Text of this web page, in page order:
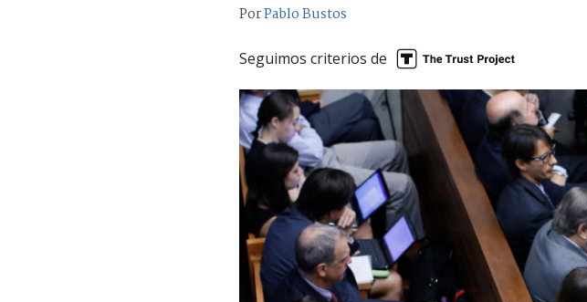
PorPablo Bustos
Seguimos criterios de